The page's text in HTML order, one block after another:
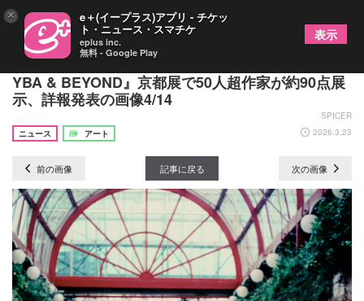
90年代英国アートの熱狂を検証『テート美術館 ―
YBA & BEYOND』京都展で50人超作家が約90点展
示、詳報発表の画像4/14
SPICER
ニュース
アート 2026.3.23
前の画像 記事に戻る 次の画像
× e＋(イープラス)アプリ - チケッ
ト・ニュース・スマチケ
eplus inc.
無料 - Google Play
表示